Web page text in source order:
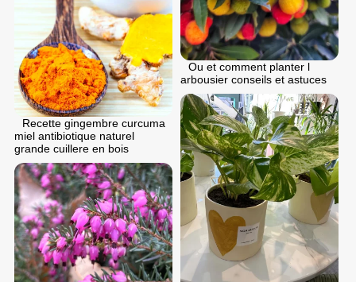
Ou et comment planter l
arbousier conseils et astuces
Recette gingembre curcuma
miel antibiotique naturel
grande cuillere en bois